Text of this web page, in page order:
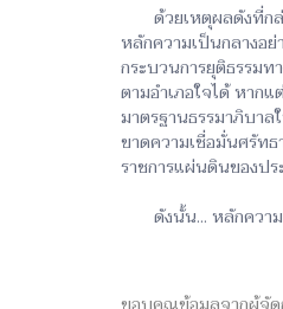
ด้วยเหตุผลดังที่กล่า
หลักความเป็นกลางอ
กระบวนการยุติธรรม
ตามอำเภอใจได้ หาก
มาตรฐานธรรมาภิบา
ขาดความเชื่อมั่นศรัท
ราชการแผ่นดินของปร
ดังนั้น... หลักความ